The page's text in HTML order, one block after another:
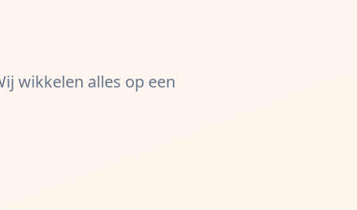
wikkelen alles op een